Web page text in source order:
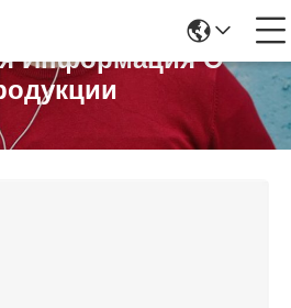
Информация О